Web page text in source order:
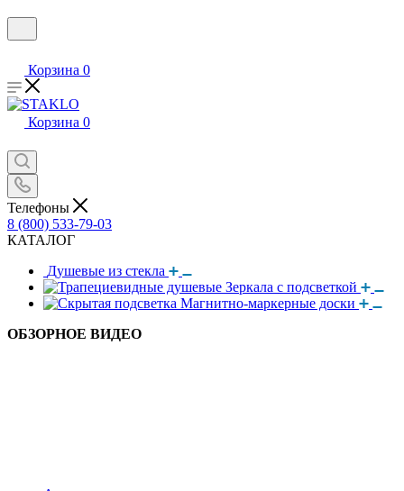
Корзина 0
Корзина 0
Телефоны
8 (800) 533-79-03
КАТАЛОГ
Душевые из стекла
Зеркала с подсветкой
Магнитно-маркерные доски
ОБЗОРНОЕ ВИДЕО